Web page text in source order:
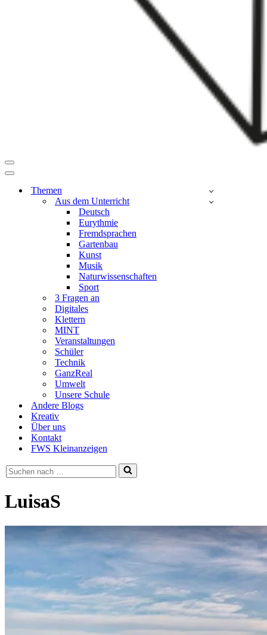
Navigationsmenü
Navigationsmenü
Themen
Aus dem Unterricht
Deutsch
Eurythmie
Fremdsprachen
Gartenbau
Kunst
Musik
Naturwissenschaften
Sport
3 Fragen an
Digitales
Klettern
MINT
Veranstaltungen
Schüler
Technik
GanzReal
Umwelt
Unsere Schule
Andere Blogs
Kreativ
Über uns
Kontakt
FWS Kleinanzeigen
Suchen
nach …
LuisaS